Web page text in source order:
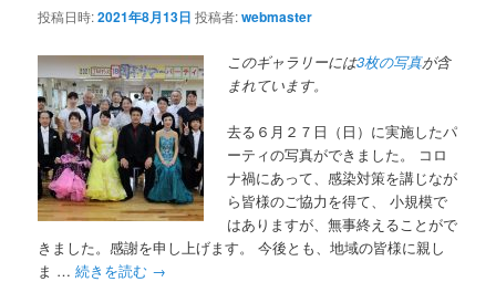
投稿日時:2021年8月13日 投稿者:webmaster
このギャラリーには3枚の写真が含
まれています。
去る６月２７日（日）に実施したパ
ーティの写真ができました。 コロ
ナ禍にあって、感染対策を講じなが
ら皆様のご協力を得て、 小規模で
はありますが、無事終えることがで
きました。感謝を申し上げます。 今後とも、地域の皆様に親し
ま …続きを読む →